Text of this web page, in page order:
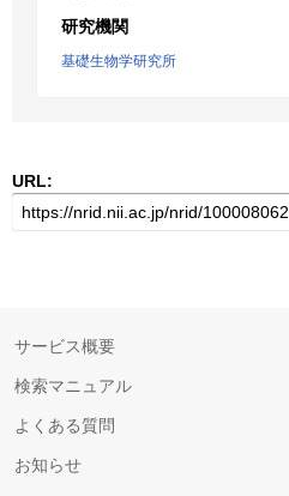
研究機関
基礎生物学研究所
URL:
サービス概要
検索マニュアル
よくある質問
お知らせ